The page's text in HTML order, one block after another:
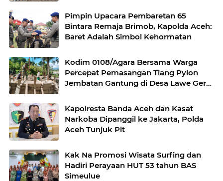
Pimpin Upacara Pembaretan 65
Bintara Remaja Brimob, Kapolda Aceh:
Baret Adalah Simbol Kehormatan
Kodim 0108/Agara Bersama Warga
Percepat Pemasangan Tiang Pylon
Jembatan Gantung di Desa Lawe Ger-
Kapolresta Banda Aceh dan Kasat
Narkoba Dipanggil ke Jakarta, Polda
Aceh Tunjuk Plt
Kak Na Promosi Wisata Surfing dan
Hadiri Perayaan HUT 53 tahun BAS
Simeulue